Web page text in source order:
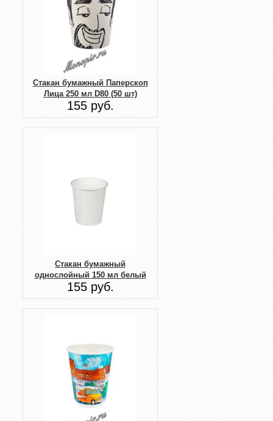
Стакан бумажный Паперскоп
Лица 250 мл D80 (50 шт)
155 руб.
Стакан бумажный
однослойный 150 мл белый
155 руб.